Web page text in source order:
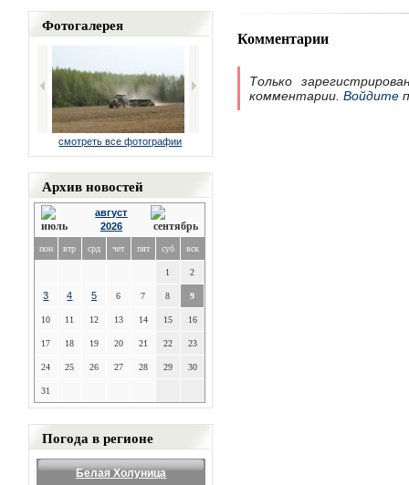
Фотогалерея
смотреть все фотографии
Архив новостей
август
2026
пон втр срд чет пят суб вск
1 2
3 4 5 6 7 8 9
10 11 12 13 14 15 16
17 18 19 20 21 22 23
24 25 26 27 28 29 30
31
Погода в регионе
Белая Холуница
Комментарии
Только
комментарии. Войдите